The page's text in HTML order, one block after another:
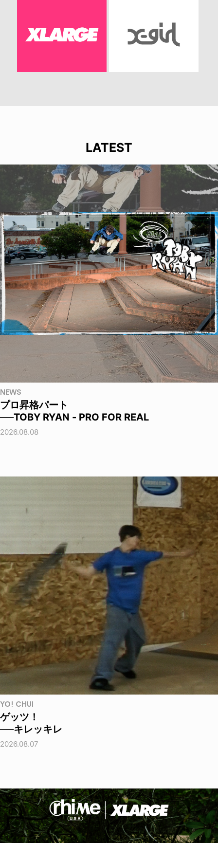
LATEST
NEWS
プロ昇格パート
──TOBY RYAN - PRO FOR REAL
2026.08.08
YO! CHUI
ゲッツ！
──キレッキレ
2026.08.07